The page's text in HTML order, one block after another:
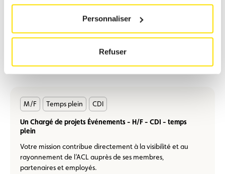
Personnaliser
Refuser
Vous travaillez en étroite collaboration avec différents
départements et au développement du service qualité.
M/F Temps plein CDI
Un Chargé de projets Événements - H/F - CDI - temps
plein
Votre mission contribue directement à la visibilité et au
rayonnement de l’ACL auprès de ses membres,
partenaires et employés.
savoir